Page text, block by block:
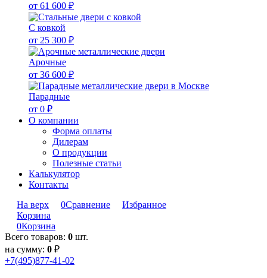
от 61 600 ₽
С ковкой
от 25 300 ₽
Арочные
от 36 600 ₽
Парадные
от 0 ₽
О компании
Форма оплаты
Дилерам
О продукции
Полезные статьи
Калькулятор
Контакты
На верх
0Сравнение
Избранное
Корзина
0Корзина
Всего товаров: 0 шт.
на сумму: 0 ₽
+7(495)877-41-02